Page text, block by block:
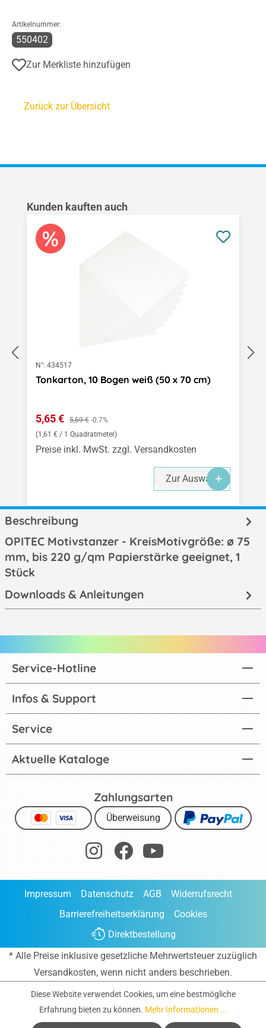
Artikelnummer:
550402
Zur Merkliste hinzufügen
Zurück zur Übersicht
Produktgalerie überspringen
Kunden kauften auch
N°: 434517
Tonkarton, 10 Bogen weiß (50 x 70 cm)
Verkaufspreis:
5,65 € Regulärer Preis:
5,69 € -0.7%
(1,61 € / 1 Quadratmeter)
Preise inkl. MwSt. zzgl. Versandkosten
Zur Auswahl
Beschreibung
OPITEC Motivstanzer - KreisMotivgröße: ø 75
mm, bis 220 g/qm Papierstärke geeignet, 1
Stück
Downloads & Anleitungen
Aktuelle Kataloge
Service-Hotline
Infos & Support
Service
Zahlungsarten
Überweisung
Impressum Datenschutz AGB
Widerrufsrecht
Barrierefreiheitserklärung
Cookies
Direktbestellung
* Alle Preise inklusive gesetzliche Mehrwertsteuer zuzüglich
Versandkosten, wenn nicht anders beschrieben.
Diese Website verwendet Cookies, um eine bestmögliche
Erfahrung bieten zu können. Mehr Informationen ...